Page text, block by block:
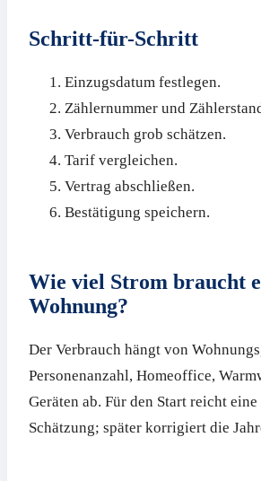
Schritt-für-Schritt
Einzugsdatum festlegen.
Zählernummer und
Verbrauch grob schätzen.
Tarif vergleichen.
Vertrag abschließen.
Bestätigung speichern.
Wie viel Strom braucht
Wohnung?
Der Verbrauch hängt von
Personenanzahl, Homeoffice,
Geräten ab. Für den Start reicht
Schätzung; später korrigiert die